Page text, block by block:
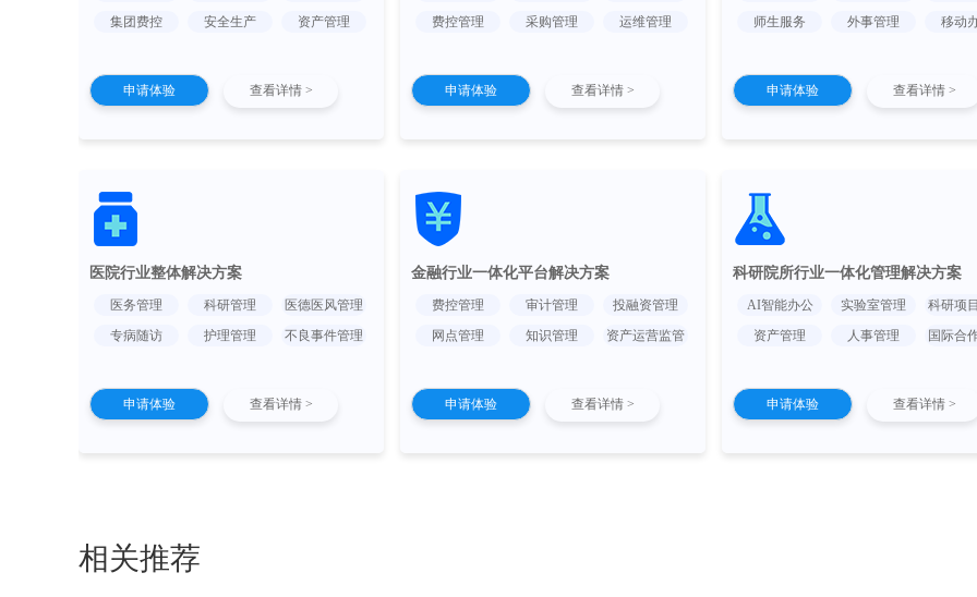
集团费控
安全生产 资产管理
申请体验 查看详情 >
费控管理
采购管理 运维管理
申请体验 查看详情 >
师生服务
外事管理 移动
申请体验 查看详情 >
医院行业整体解决方案
医务管理 科研管理
医德医风管理
专病随访
护理管理 不良事件管理
申请体验 查看详情 >
金融行业一体化平台解决方案
费控管理 审计管理
投融资管理
网点管理
知识管理 资产运营监管
申请体验 查看详情 >
科研院所行业一体化管理解决方案
AI智能办公 实验室管理
科研项
资产管理
人事管理 国际合
申请体验 查看详情 >
相关推荐